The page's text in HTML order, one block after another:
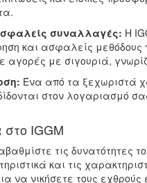
συναλλαγές: Η
και ασφαλείς
αγορές με σιγουριά,
Ένα από τα ξεχωριστά
στον λογαριασμό
IGGM
τις δυνατότητες
και τις
να νικήσετε τους